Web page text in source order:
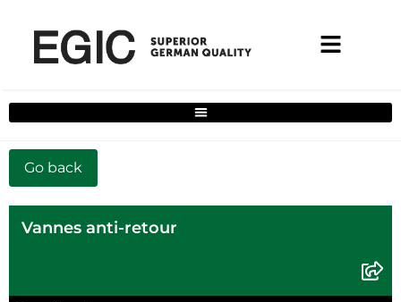
Filtre de solutions complètes pour la maison
Vannes anti-retour